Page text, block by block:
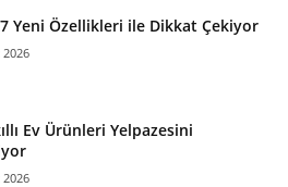
Yeni Özellikleri ile Dikkat Çekiyor
2026
Ev Ürünleri Yelpazesini
2026